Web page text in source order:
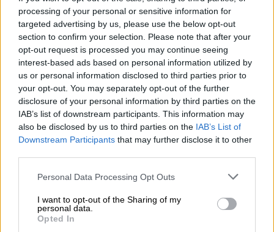
processing of your personal or sensitive information for
targeted advertising by us, please use the below opt-out
section to confirm your selection. Please note that after your
opt-out request is processed you may continue seeing
interest-based ads based on personal information utilized by
us or personal information disclosed to third parties prior to
your opt-out. You may separately opt-out of the further
disclosure of your personal information by third parties on the
IAB’s list of downstream participants. This information may
also be disclosed by us to third parties on the IAB’s List of
Downstream Participants that may further disclose it to other
Please note that this website/app uses one or more Google
not limited to your visit or usage behaviour. You may click to
grant or deny consent to Google and its third-party tags to
use your data for below specified purposes in below Google
Personal Data Processing Opt Outs
I want to opt-out of the Sharing of my
personal data.
Opted In
ΔΙΑΒΑΣΤΕ ΕΠΙΣΗΣ
Ελλάδα|04.09.2024 12:20
Οικογενειακή τραγωδία στην Ηλεία:
Νεκρός 59χρονος μετά από
ενδοοικογενειακό επεισόδιο
των αστυνομικών που βρίσκονταν στο
σημείο τα πνεύματα ηρέμησαν και ο
υπάλληλος αποχώρησε.